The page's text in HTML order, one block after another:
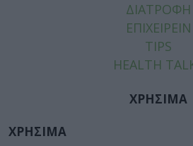
ΔΙΑΤΡΟΦΗ
ΕΠΙΧΕΙΡΕΙΝ
TIPS
HEALTH
ΧΡΗΣΙΜΑ
ΧΡΗΣΙΜΑ